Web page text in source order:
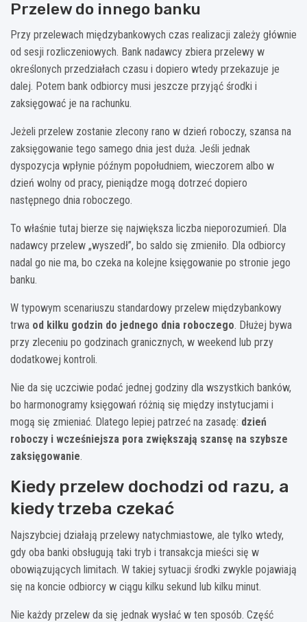
Przelew do innego banku
Przy przelewach międzybankowych czas realizacji zależy głównie
od sesji rozliczeniowych. Bank nadawcy zbiera przelewy w
określonych przedziałach czasu i dopiero wtedy przekazuje je
dalej. Potem bank odbiorcy musi jeszcze przyjąć środki i
zaksięgować je na rachunku.
Jeżeli przelew zostanie zlecony rano w dzień roboczy, szansa na
zaksięgowanie tego samego dnia jest duża. Jeśli jednak
dyspozycja wpłynie późnym popołudniem, wieczorem albo w
dzień wolny od pracy, pieniądze mogą dotrzeć dopiero
następnego dnia roboczego.
To właśnie tutaj bierze się największa liczba nieporozumień. Dla
nadawcy przelew „wyszedł”, bo saldo się zmieniło. Dla odbiorcy
nadal go nie ma, bo czeka na kolejne księgowanie po stronie jego
banku.
W typowym scenariuszu standardowy przelew międzybankowy
trwa od kilku godzin do jednego dnia roboczego. Dłużej bywa
przy zleceniu po godzinach granicznych, w weekend lub przy
dodatkowej kontroli.
Nie da się uczciwie podać jednej godziny dla wszystkich banków,
bo harmonogramy księgowań różnią się między instytucjami i
mogą się zmieniać. Dlatego lepiej patrzeć na zasadę: dzień
roboczy i wcześniejsza pora zwiększają szansę na szybsze
zaksięgowanie.
Kiedy przelew dochodzi od razu, a
kiedy trzeba czekać
Najszybciej działają przelewy natychmiastowe, ale tylko wtedy,
gdy oba banki obsługują taki tryb i transakcja mieści się w
obowiązujących limitach. W takiej sytuacji środki zwykle pojawiają
się na koncie odbiorcy w ciągu kilku sekund lub kilku minut.
Nie każdy przelew da się jednak wysłać w ten sposób. Część